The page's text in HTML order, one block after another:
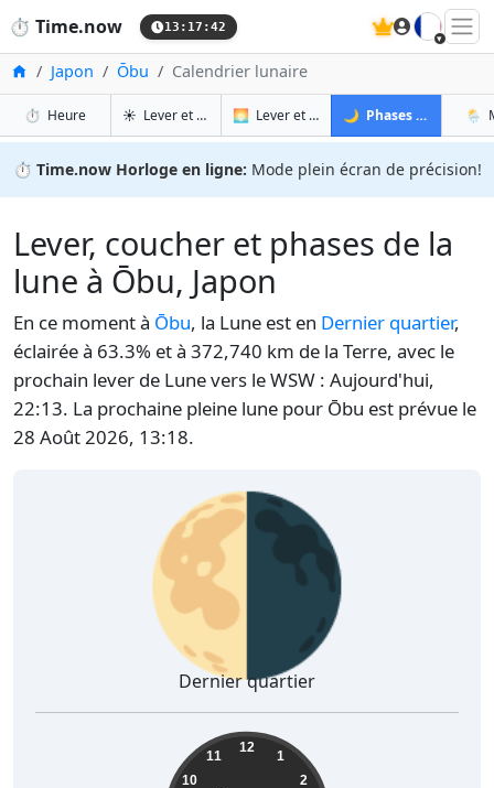
⏱️ Time.now 13:17:43 🇫🇷
Accueil
Japon Ōbu Calendrier lunaire
⏱️ Heureà Ōbu ☀️ Lever et coucher du soleil à Ōbu
🌅 Lever et coucher du soleil demain à
🌙 Phases de la Lune 🌦️
⏱️ Time.now Horloge en ligne: Mode plein écran de précision!
Lever, coucher et phases de la
lune à Ōbu, Japon
En ce moment à Ōbu, la Lune est en Dernier quartier,
éclairée à 63.3% et à 372,740 km de la Terre, avec le
prochain lever de Lune vers le WSW : Aujourd'hui,
22:13. La prochaine pleine lune pour Ōbu est prévue le
28 Août 2026, 13:18.
🌗
Dernier quartier
12
1
2
10
11